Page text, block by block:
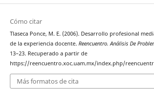
Cómo citar
Tlaseca Ponce, M. E. (2006). Desarrollo profesional
de la experiencia docente. Reencuentro. Análisis De
13–23. Recuperado a partir de
https://reencuentro.xoc.uam.mx/index.php/
Más formatos de cita